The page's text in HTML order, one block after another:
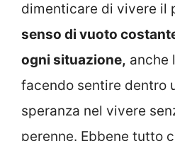
dimenticare di vivere il
senso di vuoto
ogni situazione, anche
facendo sentire dentro
speranza nel vivere
perenne. Ebbene tutto